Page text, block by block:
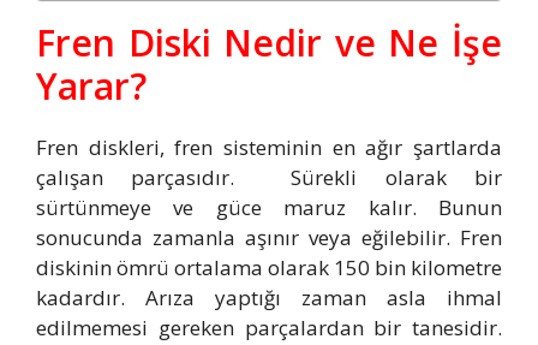
Fren Diski Nedir ve Ne İşe
Yarar?
Fren diskleri, fren sisteminin en ağır şartlarda
çalışan parçasıdır. Sürekli olarak bir
sürtünmeye ve güce maruz kalır. Bunun
sonucunda zamanla aşınır veya eğilebilir. Fren
diskinin ömrü ortalama olarak 150 bin kilometre
kadardır. Arıza yaptığı zaman asla ihmal
edilmemesi gereken parçalardan bir tanesidir.